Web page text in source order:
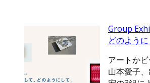
Group
どのように
アートかビ
山本愛子